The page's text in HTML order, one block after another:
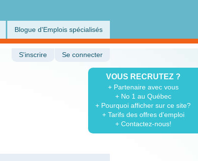
Blogue d'Emplois spécialisés
VOUS RECRUTEZ ?
+ Partenaire avec vous
+ No 1 au Québec
+ Pourquoi afficher sur ce site?
+ Tarifs des offres d'emploi
+ Contactez-nous!
S'inscrire Se connecter